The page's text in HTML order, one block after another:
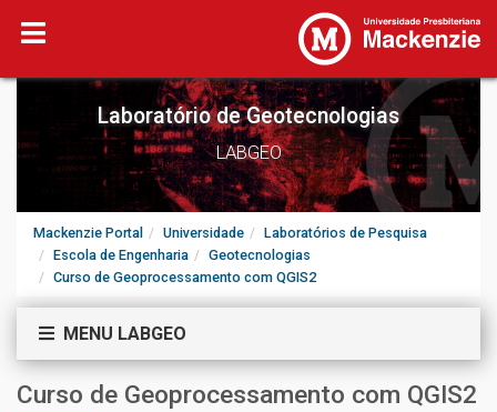
Laboratório de Geotecnologias
LABGEO
Mackenzie Portal Universidade
Laboratórios de Pesquisa
Escola de Engenharia
Geotecnologias
Curso de Geoprocessamento com QGIS2
MENU LABGEO
Curso de Geoprocessamento com QGIS2